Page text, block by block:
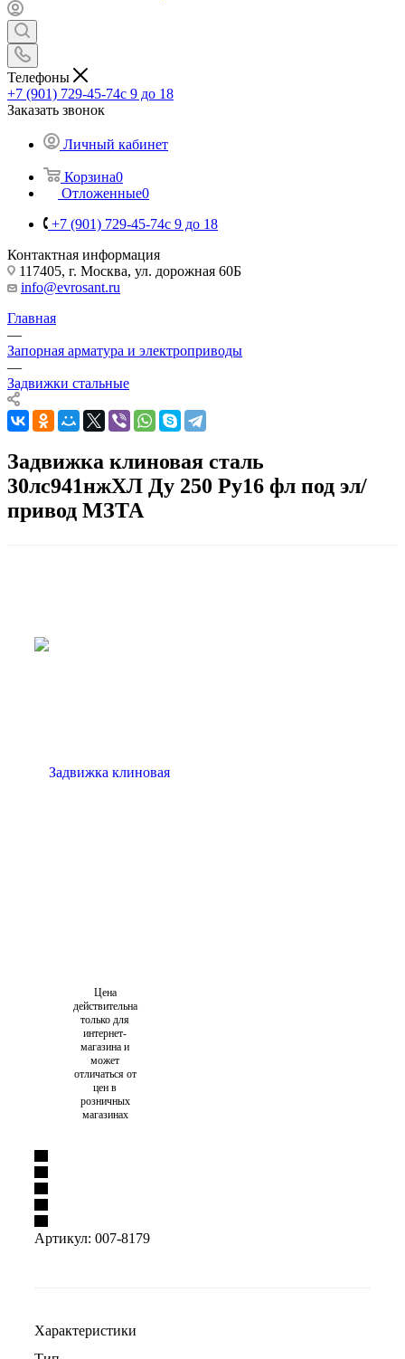
Телефоны
+7 (901) 729-45-74c 9 до 18
Заказать звонок
Личный кабинет
Корзина0
Отложенные0
+7 (901) 729-45-74c 9 до 18
Контактная информация
117405, г. Москва, ул. дорожная 60Б
info@evrosant.ru
Главная
—
Запорная арматура и электроприводы
—
Задвижки стальные
Задвижка клиновая сталь
30лс941нжХЛ Ду 250 Ру16 фл под эл/
привод МЗТА
Цена
действительна
только для
интернет-
магазина и
может
отличаться от
цен в
розничных
магазинах
Артикул: 007-8179
Характеристики